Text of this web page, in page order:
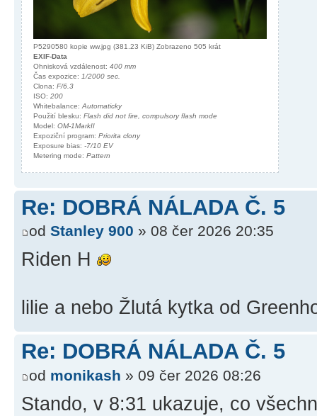
P5290580 kopie ww.jpg (381.23 KiB) Zobrazeno 505 krát
EXIF-Data
Ohnisková vzdálenost: 400 mm
Čas expozice: 1/2000 sec.
Clona: F/6.3
ISO: 200
Whitebalance: Automaticky
Použití blesku: Flash did not fire, compulsory flash mode
Model: OM-1MarkII
Expoziční program: Priorita clony
Exposure bias: -7/10 EV
Metering mode: Pattern
Re: DOBRÁ NÁLADA Č. 5
od Stanley 900 » 08 čer 2026 20:35
Riden H
lilie a nebo Žlutá kytka od
Re: DOBRÁ NÁLADA Č. 5
od monikash » 09 čer 2026 08:26
Stando, v 8:31 ukazuje, co